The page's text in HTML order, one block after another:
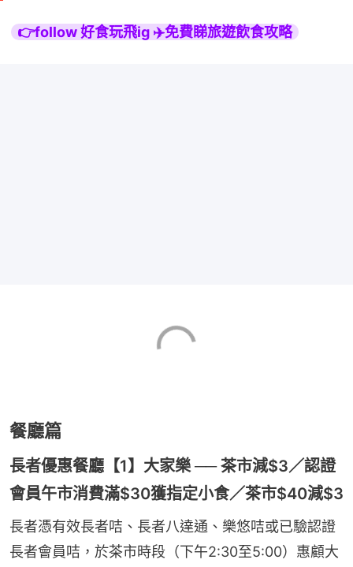
👉follow 好食玩飛ig ✈️免費睇旅遊飲食攻略
餐廳篇
長者優惠餐廳【1】大家樂 ── 茶市減$3／認證
會員午市消費滿$30獲指定小食／茶市$40減$3
長者憑有效長者咭、長者八達通、樂悠咭或已驗認證
長者會員咭，於茶市時段（下午2:30至5:00）惠顧大